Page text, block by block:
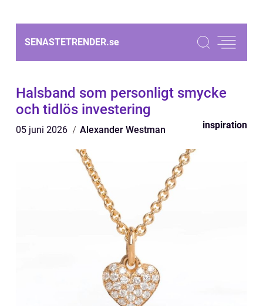
SENASTETRENDER.se
Halsband som personligt smycke
och tidlös investering
05 juni 2026 Alexander Westman inspiration